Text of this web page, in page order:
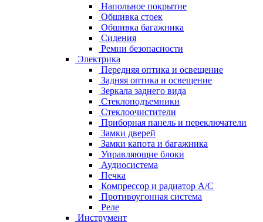
Напольное покрытие
Обшивка стоек
Обшивка багажника
Сидения
Ремни безопасности
Электрика
Передняя оптика и освещение
Задняя оптика и освещение
Зеркала заднего вида
Стеклоподъемники
Стеклоочистители
Приборная панель и переключатели
Замки дверей
Замки капота и багажника
Управляющие блоки
Аудиосистема
Печка
Компрессор и радиатор А/C
Противоугонная система
Реле
Инструмент